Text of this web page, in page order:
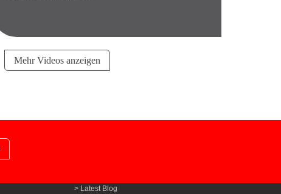
Mehr Videos anzeigen
Latest Blog